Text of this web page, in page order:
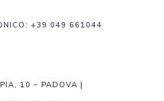
+39 049 661044
10 – PADOVA |